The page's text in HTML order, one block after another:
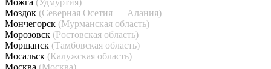
Можга (Удмуртия)
Моздок (Северная Осетия — Алания)
Мончегорск (Мурманская область)
Морозовск (Ростовская область)
Моршанск (Тамбовская область)
Мосальск (Калужская область)